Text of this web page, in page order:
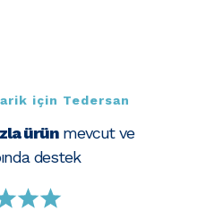
için Tedersan
ürünmevcut ve
destek